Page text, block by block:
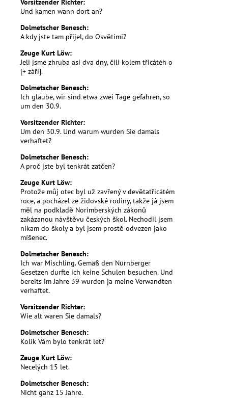
Vorsitzender Richter:
Und kamen wann dort an?
Dolmetscher Benesch:
A kdy jste tam přijel, do Osvětimi?
Zeuge Kurt Löw:
Jeli jsme zhruba asi dva dny, čili kolem třicátéh o
[+ září].
Dolmetscher Benesch:
Ich glaube, wir sind etwa zwei Tage gefahren, so
um den 30.9.
Vorsitzender Richter:
Um den 30.9. Und warum wurden Sie damals
verhaftet?
Dolmetscher Benesch:
A proč jste byl tenkrát zatčen?
Zeuge Kurt Löw:
Protože můj otec byl už zavřený v devětatřicátém
roce, a pocházel ze židovské rodiny, takže já jsem
měl na podkladě Norimberských zákonů
zakázanou návštěvu českých škol. Nechodil jsem
nikam do školy a byl jsem prostě odvezen jako
míšenec.
Dolmetscher Benesch:
Ich war Mischling. Gemäß den Nürnberger
Gesetzen durfte ich keine Schulen besuchen. Und
bereits im Jahre 39 wurden ja meine Verwandten
verhaftet.
Vorsitzender Richter:
Wie alt waren Sie damals?
Dolmetscher Benesch:
Kolik Vám bylo tenkrát let?
Zeuge Kurt Löw:
Necelých 15 let.
Dolmetscher Benesch:
Nicht ganz 15 Jahre.